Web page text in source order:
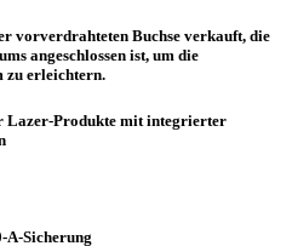
vorverdrahteten Buchse verkauft, die
angeschlossen ist, um die
zu erleichtern.
Lazer-Produkte mit integrierter
A-Sicherung